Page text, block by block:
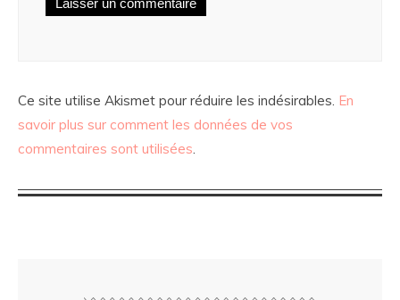
Ce site utilise Akismet pour réduire les indésirables. En
savoir plus sur comment les données de vos
commentaires sont utilisées.